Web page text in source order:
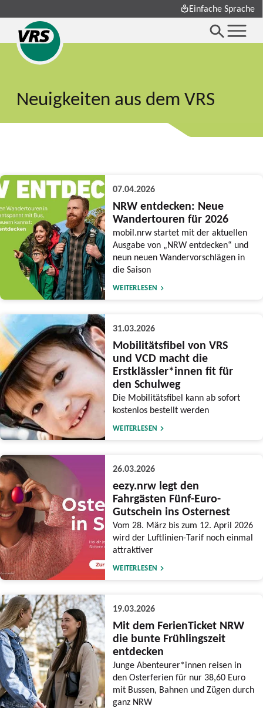
Einfache Sprache
Neuigkeiten aus dem VRS
07.04.2026
NRW entdecken: Neue
Wandertouren für 2026
mobil.nrw startet mit der aktuellen
Ausgabe von „NRW entdecken“ und
neun neuen Wandervorschlägen in
die Saison
WEITERLESEN
31.03.2026
Mobilitätsfibel von VRS
und VCD macht die
Erstklässler*innen fit für
den Schulweg
Die Mobilitätsfibel kann ab sofort
kostenlos bestellt werden
WEITERLESEN
26.03.2026
eezy.nrw legt den
Fahrgästen Fünf-Euro-
Gutschein ins Osternest
Vom 28. März bis zum 12. April 2026
wird der Luftlinien-Tarif noch einmal
attraktiver
WEITERLESEN
19.03.2026
Mit dem FerienTicket NRW
die bunte Frühlingszeit
entdecken
Junge Abenteurer*innen reisen in
den Osterferien für nur 38,60 Euro
mit Bussen, Bahnen und Zügen durch
ganz NRW